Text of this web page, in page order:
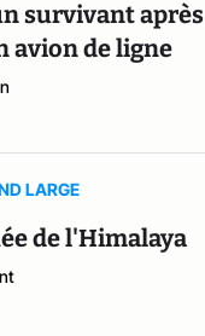
survivant après
avion de ligne
LARGE
de l'Himalaya